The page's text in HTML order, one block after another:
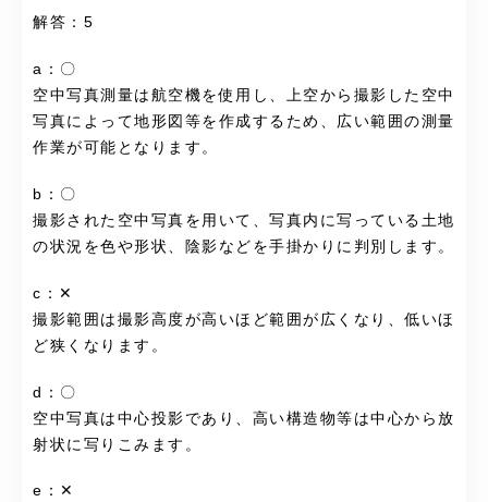
解答：5
a：〇
空中写真測量は航空機を使用し、上空から撮影した空中
写真によって地形図等を作成するため、広い範囲の測量
作業が可能となります。
b：〇
撮影された空中写真を用いて、写真内に写っている土地
の状況を色や形状、陰影などを手掛かりに判別します。
c：✕
撮影範囲は撮影高度が高いほど範囲が広くなり、低いほ
ど狭くなります。
d：〇
空中写真は中心投影であり、高い構造物等は中心から放
射状に写りこみます。
e：✕